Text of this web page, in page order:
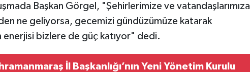
Başkan Görgel, "Şehirlerimize ve vatandaşlarımıza
ne geliyorsa, gecemizi gündüzümüze katarak
enerjisi bizlere de güç katıyor" dedi.
İl Başkanlığı’nın Yeni Yönetim Kurulu